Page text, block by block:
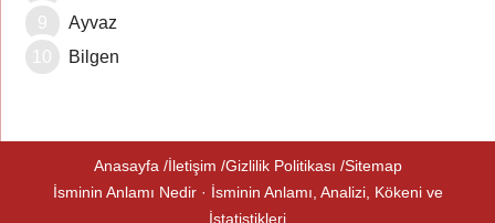
Ayvaz
Bilgen
Anasayfa İletişim Gizlilik Politikası Sitemap
İsminin Anlamı Nedir · İsminin Anlamı, Analizi, Kökeni ve
İstatistikleri